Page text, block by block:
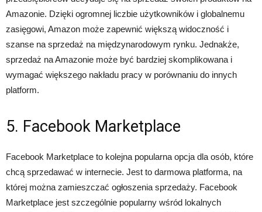
Amazonie. Dzięki ogromnej liczbie użytkowników i globalnemu
zasięgowi, Amazon może zapewnić większą widoczność i
szanse na sprzedaż na międzynarodowym rynku. Jednakże,
sprzedaż na Amazonie może być bardziej skomplikowana i
wymagać większego nakładu pracy w porównaniu do innych
platform.
5. Facebook Marketplace
Facebook Marketplace to kolejna popularna opcja dla osób, które
chcą sprzedawać w internecie. Jest to darmowa platforma, na
której można zamieszczać ogłoszenia sprzedaży. Facebook
Marketplace jest szczególnie popularny wśród lokalnych